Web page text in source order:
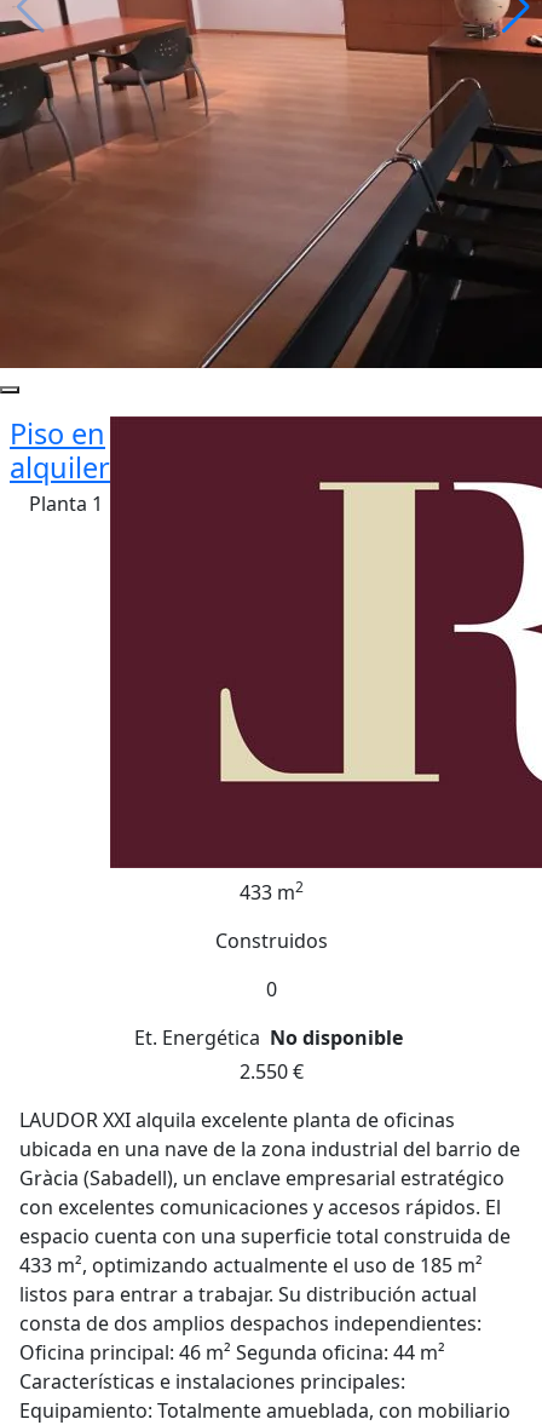
Piso en
alquiler
Planta 1
433 m2
Construidos
0
Et. Energética No disponible
2.550 €
LAUDOR XXI alquila excelente planta de oficinas
ubicada en una nave de la zona industrial del barrio de
Gràcia (Sabadell), un enclave empresarial estratégico
con excelentes comunicaciones y accesos rápidos. El
espacio cuenta con una superficie total construida de
433 m², optimizando actualmente el uso de 185 m²
listos para entrar a trabajar. Su distribución actual
consta de dos amplios despachos independientes:
Oficina principal: 46 m² Segunda oficina: 44 m²
Características e instalaciones principales:
Equipamiento: Totalmente amueblada, con mobiliario